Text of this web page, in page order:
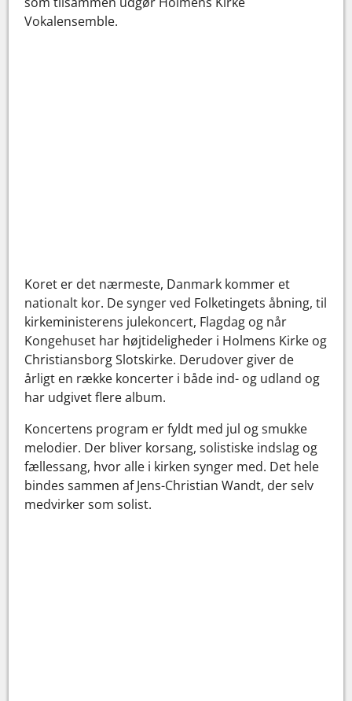
Vokalensemble.
Koret er det nærmeste, Danmark kommer et
nationalt kor. De synger ved Folketingets åbning, til
kirkeministerens julekoncert, Flagdag og når
Kongehuset har højtideligheder i Holmens Kirke og
Christiansborg Slotskirke. Derudover giver de
årligt en række koncerter i både ind- og udland og
har udgivet flere album.
Koncertens program er fyldt med jul og smukke
melodier. Der bliver korsang, solistiske indslag og
fællessang, hvor alle i kirken synger med. Det hele
bindes sammen af Jens-Christian Wandt, der selv
medvirker som solist.